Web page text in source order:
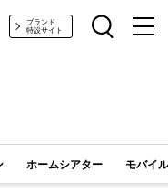
ットブランド
特設サイト
ホームシアター モバイ